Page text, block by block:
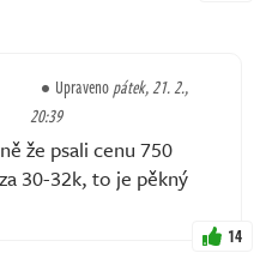
Upravenopátek, 21. 2.,
20:39
že psali cenu 750
30-32k, to je pěkný
14